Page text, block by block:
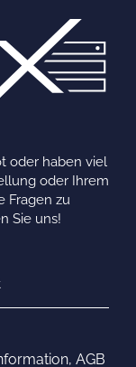
oder haben viel
oder Ihrem
Fragen zu
Sie uns!
, AGB